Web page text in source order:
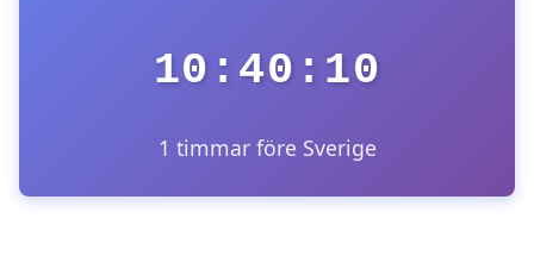
10:40:10
1 timmar före Sverige